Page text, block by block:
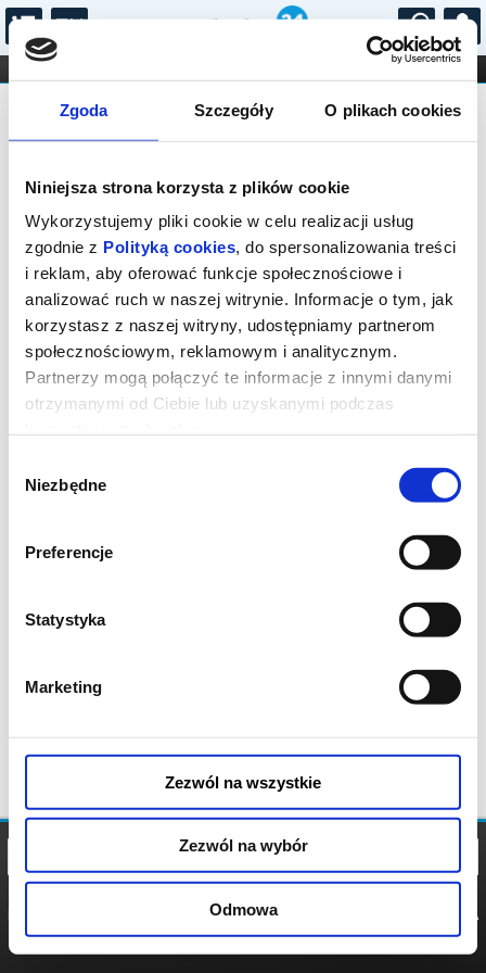
Zgoda Szczegóły O plikach cookies
Niniejsza strona korzysta z plików cookie
Wykorzystujemy pliki cookie w celu realizacji usług
zgodnie z Polityką cookies, do spersonalizowania treści
i reklam, aby oferować funkcje społecznościowe i
analizować ruch w naszej witrynie. Informacje o tym, jak
korzystasz z naszej witryny, udostępniamy partnerom
społecznościowym, reklamowym i analitycznym.
Partnerzy mogą połączyć te informacje z innymi danymi
otrzymanymi od Ciebie lub uzyskanymi podczas
zgody
Niezbędne
Preferencje
Statystyka
Marketing
Zezwól na wszystkie
Zezwól na wybór
Odmowa
...
FILHARMONIA OPERA I BALET
STAND-UP
DLA DZIECI
MELODY MACIEJ PRZERWA
Brak wydarzeń
POLITYKA
POLITYKA